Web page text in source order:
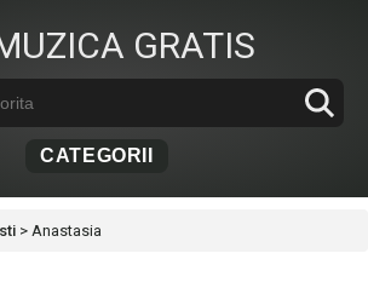
GRATIS
CATEGORII
> Anastasia